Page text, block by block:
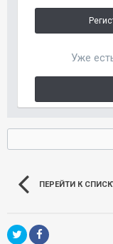
Уже
ПЕРЕЙТИ К